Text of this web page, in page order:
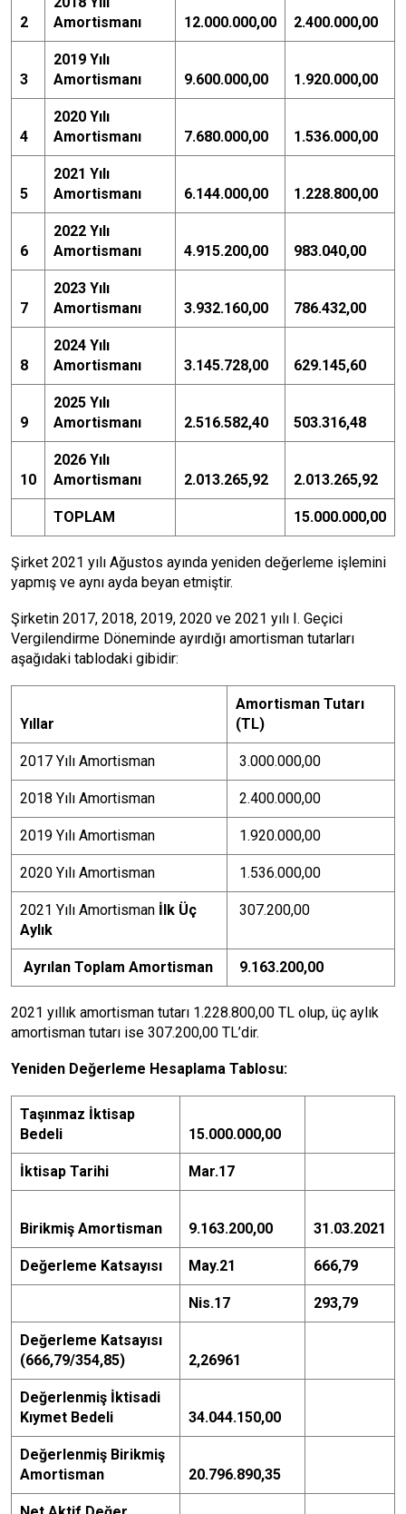
2
Amortismanı
12.000.000,00 2.400.000,00
3
2019 Yılı
Amortismanı
9.600.000,00 1.920.000,00
4
2020 Yılı
Amortismanı
7.680.000,00 1.536.000,00
5
2021 Yılı
Amortismanı
6.144.000,00 1.228.800,00
6
2022 Yılı
Amortismanı
4.915.200,00 983.040,00
7
2023 Yılı
Amortismanı
3.932.160,00 786.432,00
8
2024 Yılı
Amortismanı
3.145.728,00 629.145,60
9
2025 Yılı
Amortismanı
2.516.582,40 503.316,48
10
2026 Yılı
Amortismanı
2.013.265,92 2.013.265,92
TOPLAM 15.000.000,00
Şirket 2021 yılı Ağustos ayında yeniden değerleme işlemini
yapmış ve aynı ayda beyan etmiştir.
Şirketin 2017, 2018, 2019, 2020 ve 2021 yılı I. Geçici
Vergilendirme Döneminde ayırdığı amortisman tutarları
aşağıdaki tablodaki gibidir:
Yıllar
Amortisman Tutarı
(TL)
2017 Yılı Amortisman 3.000.000,00
2018 Yılı Amortisman 2.400.000,00
2019 Yılı Amortisman 1.920.000,00
2020 Yılı Amortisman 1.536.000,00
2021 Yılı Amortisman İlk Üç
Aylık
307.200,00
Ayrılan Toplam Amortisman 9.163.200,00
2021 yıllık amortisman tutarı 1.228.800,00 TL olup, üç aylık
amortisman tutarı ise 307.200,00 TL’dir.
Yeniden Değerleme Hesaplama Tablosu:
Taşınmaz İktisap
Bedeli
15.000.000,00
İktisap Tarihi Mar.17
Birikmiş Amortisman 9.163.200,00 31.03.2021
Değerleme Katsayısı May.21 666,79
Nis.17 293,79
Değerleme Katsayısı
(666,79/354,85)
2,26961
Değerlenmiş İktisadi
Kıymet Bedeli
34.044.150,00
Değerlenmiş Birikmiş
Amortisman
20.796.890,35